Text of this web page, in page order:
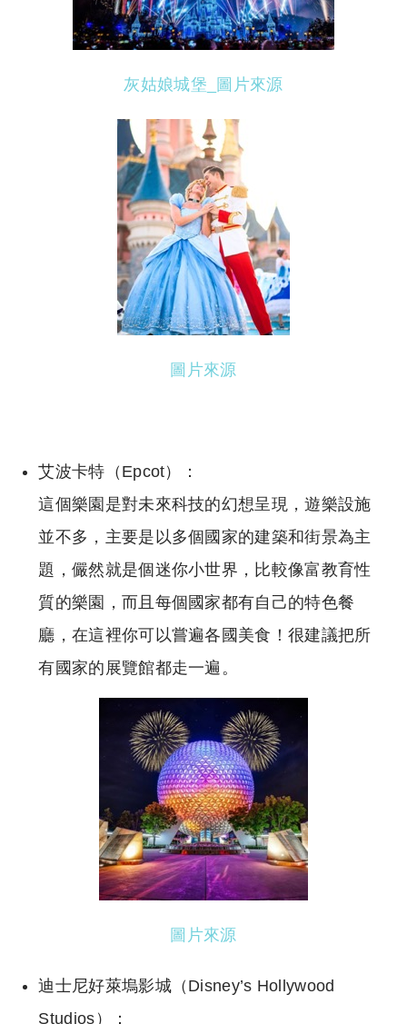
灰姑娘城堡_ 圖片來源
圖片來源
艾波卡特（Epcot）：
這個樂園是對未來科技的幻想呈現，遊樂設施
並不多，主要是以多個國家的建築和街景為主
題，儼然就是個迷你小世界，比較像富教育性
質的樂園，而且每個國家都有自己的特色餐
廳，在這裡你可以嘗遍各國美食！很建議把所
有國家的展覽館都走一遍。
圖片來源
迪士尼好萊塢影城（Disney’s Hollywood
Studios）：